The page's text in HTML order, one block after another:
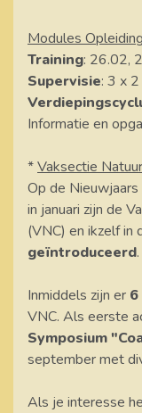
Modules Opleiding
Training: 26.02,
Supervisie: 3 x
Informatie en
*Vaksectie
Op de
in januari zijn de
(VNC) en ikzelf in
geïntroduceerd
Inmiddels zijn er
VNC. Als eerste
Symposium
september met
Als je interesse